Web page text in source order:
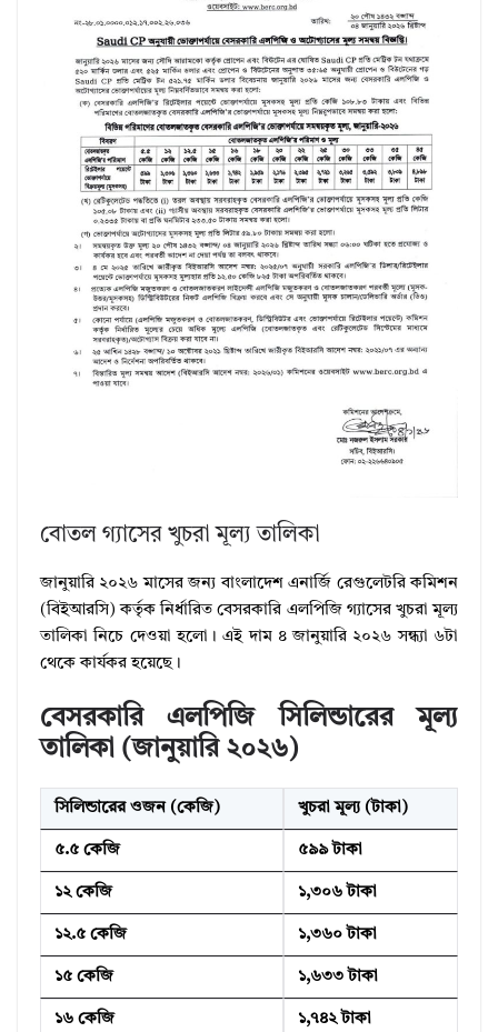
বোতল গ্যাসের খুচরা মূল্য তালিকা
জানুয়ারি ২০২৬ মাসের জন্য বাংলাদেশ এনার্জি রেগুলেটরি কমিশন
(বিইআরসি) কর্তৃক নির্ধারিত বেসরকারি এলপিজি গ্যাসের খুচরা মূল্য
তালিকা নিচে দেওয়া হলো। এই দাম ৪ জানুয়ারি ২০২৬ সন্ধ্যা ৬টা
থেকে কার্যকর হয়েছে।
বেসরকারি এলপিজি সিলিন্ডারের মূল্য
তালিকা (জানুয়ারি ২০২৬)
সিলিন্ডারের ওজন (কেজি) খুচরা মূল্য (টাকা)
৫.৫ কেজি ৫৯৯ টাকা
১২ কেজি ১,৩০৬ টাকা
১২.৫ কেজি ১,৩৬০ টাকা
১৫ কেজি ১,৬৩৩ টাকা
১৬ কেজি ১,৭৪২ টাকা